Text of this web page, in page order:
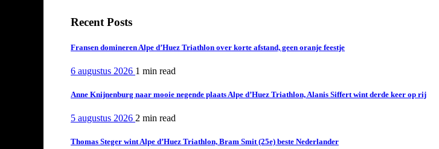
Recent Posts
Fransen domineren Alpe d’Huez Triathlon over korte afstand, geen oranje feestje
6 augustus 2026 1 min read
Anne Knijnenburg naar mooie negende plaats Alpe d’Huez Triathlon, Alanis Siffert wint derde keer op rij
5 augustus 2026 2 min read
Thomas Steger wint Alpe d’Huez Triathlon, Bram Smit (25e) beste Nederlander